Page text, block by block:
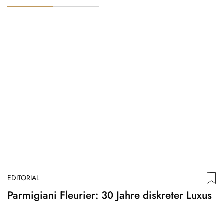
EDITORIAL
Parmigiani Fleurier: 30 Jahre diskreter Luxus